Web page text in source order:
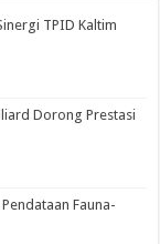
TPID Kaltim
Dorong Prestasi
Fauna-